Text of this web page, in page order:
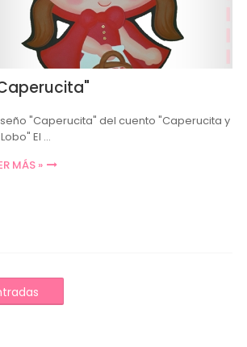
"Caperucita" del cuento "Caperucita y
El …
MÁS »